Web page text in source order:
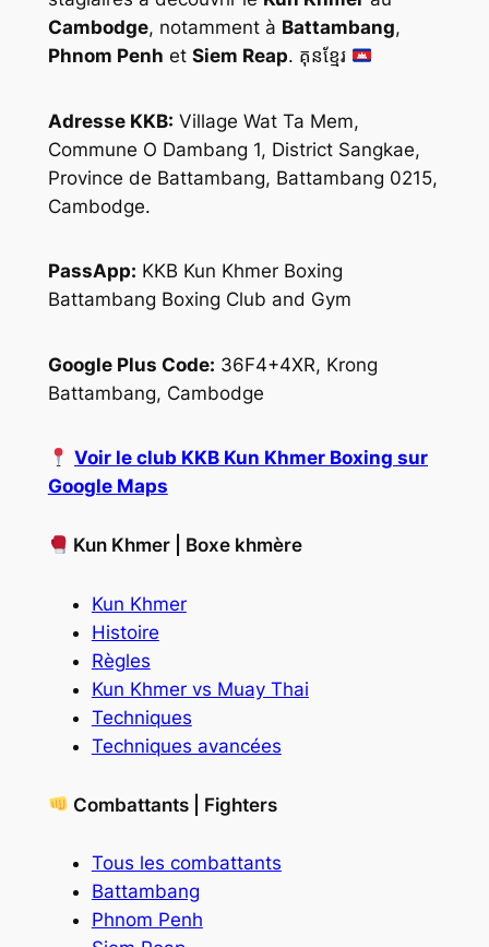
Cambodge, notamment à Battambang,
Phnom Penh et Siem Reap. គុនខ្មែរ
Adresse KKB: Village Wat Ta Mem,
Commune O Dambang 1, District Sangkae,
Province de Battambang, Battambang 0215,
Cambodge.
PassApp: KKB Kun Khmer Boxing
Battambang Boxing Club and Gym
Google Plus Code: 36F4+4XR, Krong
Battambang, Cambodge
Voir le club KKB Kun Khmer Boxing sur
Google Maps
Kun Khmer | Boxe khmère
Kun Khmer
Histoire
Règles
Kun Khmer vs Muay Thai
Techniques
Techniques avancées
Combattants | Fighters
Tous les combattants
Battambang
Phnom Penh